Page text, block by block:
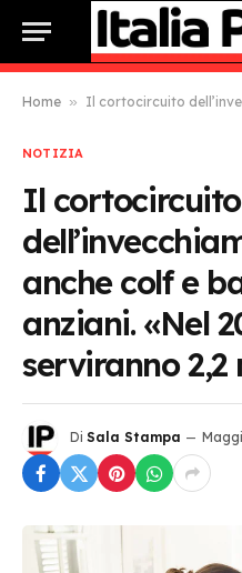
Home » Il cortocircuito dell’invecchiamento: ora
NOTIZIA
Il cortocircuito
anche colf e
anziani. «Nel
serviranno 2,2
Di Sala Stampa